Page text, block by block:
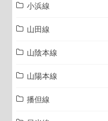
小浜線
山田線
山陰本線
山陽本線
播但線